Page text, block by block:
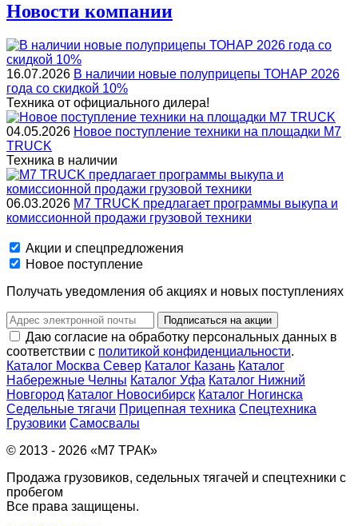
Новости компании
16.07.2026 В наличии новые полуприцепы ТОНАР 2026
года со скидкой 10%
Техника от официального дилера!
04.05.2026 Новое поступление техники на площадки M7
TRUCK
Техника в наличии
06.03.2026 M7 TRUCK предлагает программы выкупа и
комиссионной продажи грузовой техники
Акции и спецпредложения
Новое поступление
Получать уведомления об акциях и новых поступлениях
Подписаться на акции
Даю согласие на обработку персональных данных в
соответствии с политикой конфиденциальности.
Каталог Москва Север Каталог Казань Каталог
Набережные Челны Каталог Уфа Каталог Нижний
Новгород Каталог Новосибирск Каталог Ногинска
Седельные тягачи Прицепная техника Спецтехника
Грузовики Самосвалы
© 2013 - 2026 «М7 ТРАК»
Продажа грузовиков, седельных тягачей и спецтехники с
пробегом
Все права защищены.